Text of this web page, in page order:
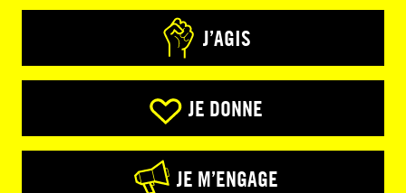
J’AGIS
JE DONNE
JE M’ENGAGE